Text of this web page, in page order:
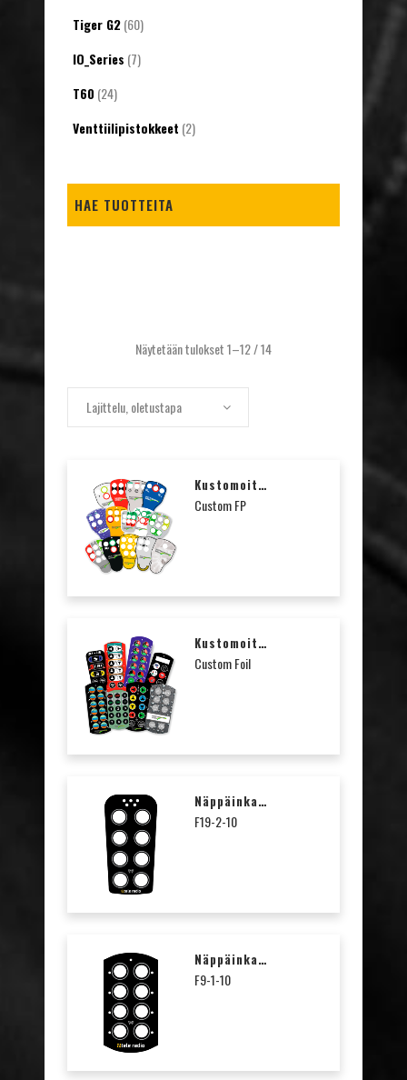
Tiger G2(60)
IO_Series (7)
T60 (24)
Venttiilipistokkeet (2)
HAE TUOTTEITA
Näytetään tulokset 1–12 / 14
Lajittelu, oletustapa
Kustomoitu Etupaneeli Teksti Ja/tai Kuvakemerkinnöillä
Custom FP
Kustomoitu Näppäinkalvo Teksti Ja/tai Kuvakemerkinnöillä
Custom Foil
Näppäinkalvo Transparent T19-2, Sis. Symboliarkki
F19-2-10
Näppäinkalvo Transparent T9-1 / T17-8, Sis. Symboliarkki
F9-1-10